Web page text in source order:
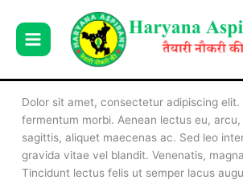
content
Dolor sit amet, consectetur adipiscing elit.
fermentum morbi. Aenean lectus eu,
sagittis, aliquet maecenas ac. Sed leo
gravida vitae vel blandit. Venenatis,
Tincidunt lectus felis ut semper lacus